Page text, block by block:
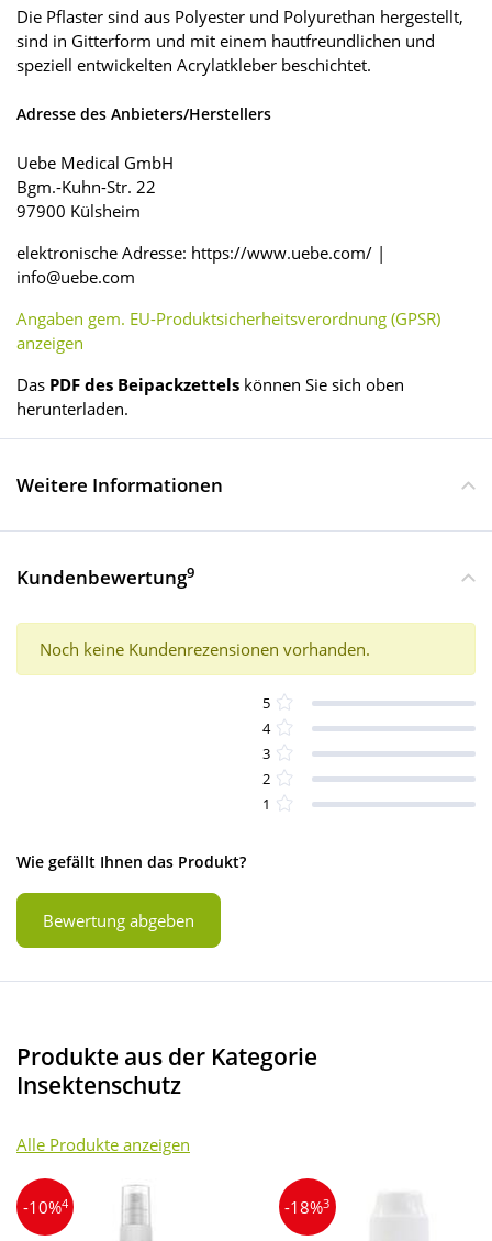
Die Pflaster sind aus Polyester und Polyurethan hergestellt,
sind in Gitterform und mit einem hautfreundlichen und
speziell entwickelten Acrylatkleber beschichtet.
Adresse des Anbieters/Herstellers
Uebe Medical GmbH
Bgm.-Kuhn-Str. 22
97900 Külsheim
elektronische Adresse: https://www.uebe.com/ |
info@uebe.com
Angaben gem. EU-Produktsicherheitsverordnung (GPSR)
anzeigen
Das PDF des Beipackzettels können Sie sich oben
herunterladen.
Weitere Informationen
Kundenbewertung9
Noch keine Kundenrezensionen vorhanden.
5
4
3
2
1
Wie gefällt Ihnen das Produkt?
Bewertung abgeben
Produkte aus der Kategorie
Insektenschutz
Alle Produkte anzeigen
-10%4 -18%3